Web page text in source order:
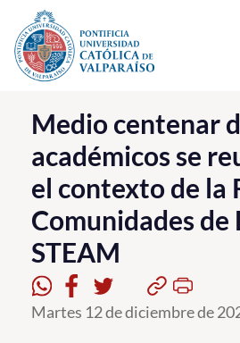
Click acá para ir directamente al
La Universidad
Investigación, Creación e
PUCV Internacional
Vinculación con el Medio
Admisión
Pregrado
Medio centenar
académicos se
el contexto de la
Comunidades de
STEAM
Martes 12 de diciembre de